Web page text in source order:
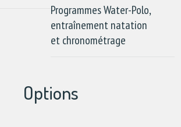
Programmes Water-Polo,
entraînement natation
et chronométrage
Options